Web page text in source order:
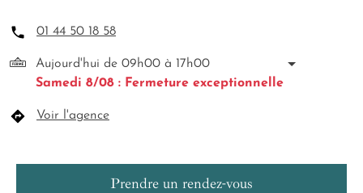
01 44 50 18 58
Aujourd'hui de 09h00 à 17h00
Samedi 8/08 : Fermeture exceptionnelle
Voir l'agence
Prendre un rendez-vous